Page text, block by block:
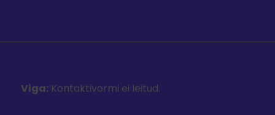
Viga:Kontaktivormi ei leitud.